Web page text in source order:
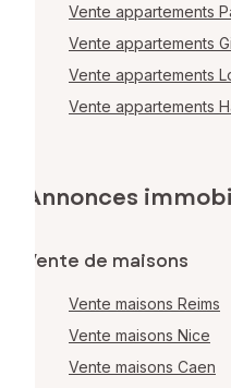
Vente appartements
Vente appartements
Vente appartements
Vente appartements
Annonces
Vente de maisons
Vente maisons Reims
Vente maisons Nice
Vente maisons Caen